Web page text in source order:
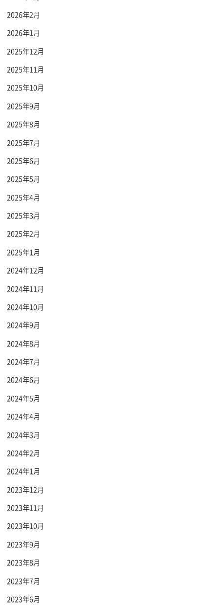
2026年2月
2026年1月
2025年12月
2025年11月
2025年10月
2025年9月
2025年8月
2025年7月
2025年6月
2025年5月
2025年4月
2025年3月
2025年2月
2025年1月
2024年12月
2024年11月
2024年10月
2024年9月
2024年8月
2024年7月
2024年6月
2024年5月
2024年4月
2024年3月
2024年2月
2024年1月
2023年12月
2023年11月
2023年10月
2023年9月
2023年8月
2023年7月
2023年6月